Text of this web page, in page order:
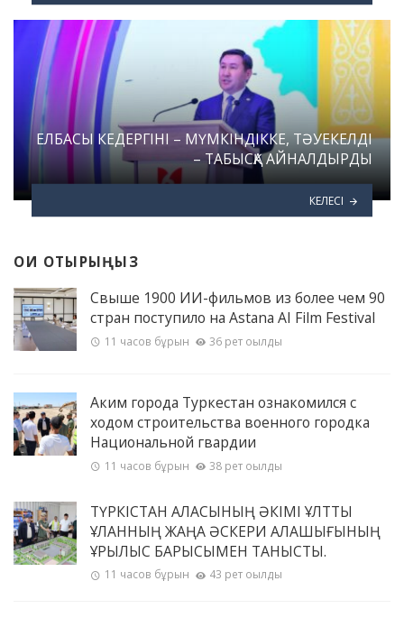
ЕЛБАСЫ КЕДЕРГІНІ – МҮМКІНДІККЕ, ТӘУЕКЕЛДІ
– ТАБЫСҚА АЙНАЛДЫРДЫ
КЕЛЕСІ
ОҚИ ОТЫРЫҢЫЗ
Свыше 1900 ИИ-фильмов из более чем 90
стран поступило на Astana AI Film Festival
11 часов бұрын 36 рет оқылды
Аким города Туркестан ознакомился с
ходом строительства военного городка
Национальной гвардии
11 часов бұрын 38 рет оқылды
ТҮРКІСТАН ҚАЛАСЫНЫҢ ӘКІМІ ҰЛТТЫҚ
ҰЛАННЫҢ ЖАҢА ӘСКЕРИ ҚАЛАШЫҒЫНЫҢ
ҚҰРЫЛЫС БАРЫСЫМЕН ТАНЫСТЫ.
11 часов бұрын 43 рет оқылды